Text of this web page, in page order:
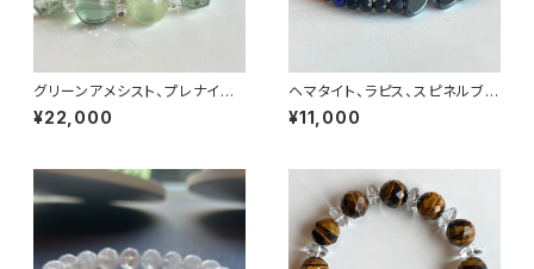
グリーンアメシスト、プレナイト、
他 ブレスレット No.15398
¥22,000
ヘマタイト、ラピス、スピネルブレ
スレット No.15420
¥11,000